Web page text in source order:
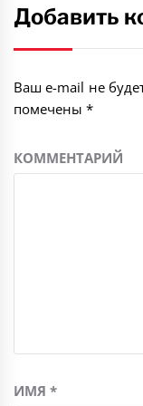
Добавить
Ваш e-mail не
помечены*
КОММЕНТАРИЙ
ИМЯ*